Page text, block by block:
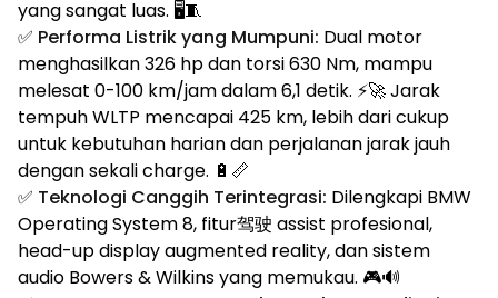
yang sangat luas. 🖥️🧵
✅ Performa Listrik yang Mumpuni: Dual motor
menghasilkan 326 hp dan torsi 630 Nm, mampu
melesat 0-100 km/jam dalam 6,1 detik. ⚡🚀 Jarak
tempuh WLTP mencapai 425 km, lebih dari cukup
untuk kebutuhan harian dan perjalanan jarak jauh
dengan sekali charge. 🔋📏
✅ Teknologi Canggih Terintegrasi: Dilengkapi BMW
Operating System 8, fitur驾驶 assist profesional,
head-up display augmented reality, dan sistem
audio Bowers & Wilkins yang memukau. 🎮🔊